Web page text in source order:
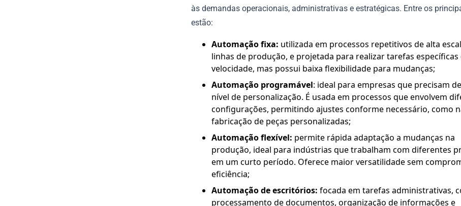
às demandas operacionais, administrativas e estratégicas. Entre os
estão:
Automação fixa: utilizada em processos repetitivos de alta
linhas de produção, e projetada para realizar tarefas específicas
velocidade, mas possui baixa flexibilidade para mudanças;
Automação programável: ideal para empresas que precisam
nível de personalização. É usada em processos que envolvem
configurações, permitindo ajustes conforme necessário, como
fabricação de peças personalizadas;
Automação flexível: permite rápida adaptação a mudanças na
produção, ideal para indústrias que trabalham com diferentes
em um curto período. Oferece maior versatilidade sem
eficiência;
Automação de escritórios: focada em tarefas administrativas,
processamento de documentos, organização de informações e